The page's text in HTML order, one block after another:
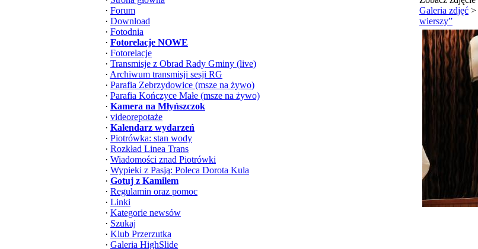
· Forum
· Download
· Fotodnia
· Fotorelacje NOWE
· Fotorelacje
· Transmisje z Obrad Rady Gminy (live)
· Archiwum transmisji sesji RG
· Parafia Zebrzydowice (msze na żywo)
· Parafia Kończyce Małe (msze na żywo)
· Kamera na Młyńszczok
· videorepotaże
· Kalendarz wydarzeń
· Piotrówka: stan wody
· Rozkład Linea Trans
· Wiadomości znad Piotrówki
· Wypieki z Pasją: Poleca Dorota Kula
· Gotuj z Kamilem
· Regulamin oraz pomoc
· Linki
· Kategorie newsów
· Szukaj
· Klub Przerzutka
· Galeria HighSlide
Galeria zdjęć >
wierszy”